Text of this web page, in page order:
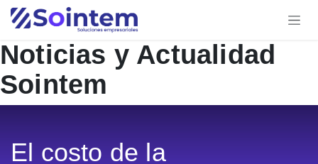
Ir al contenido
Noticias y Actualidad
Sointem
El costo de la